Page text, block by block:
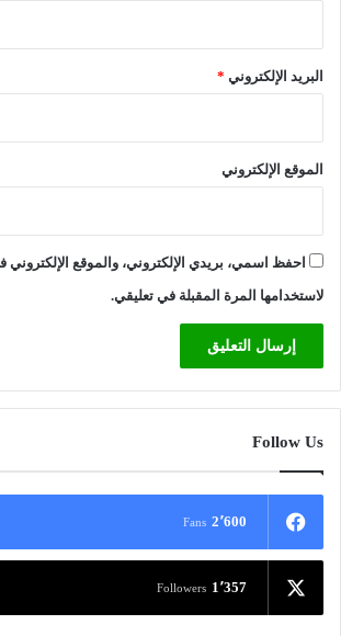
البريد الإلكتروني *
الموقع الإلكتروني
احفظ اسمي، بريدي الإلكتروني، والموقع
لاستخدامها المرة المقبلة في تعليقي.
Follow Us
2٬600 Fans
1٬357 Followers